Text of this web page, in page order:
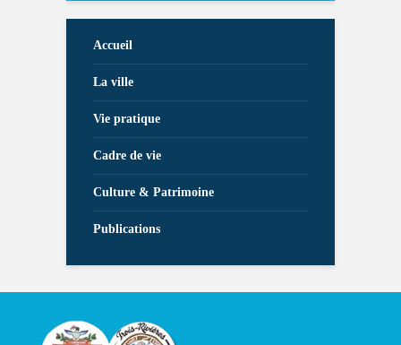
Accueil
La ville
Vie pratique
Cadre de vie
Culture & Patrimoine
Publications